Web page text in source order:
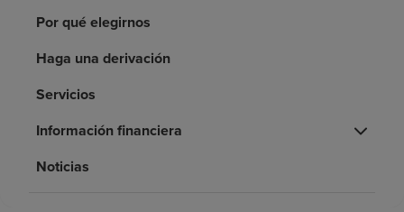
Pacientes y cuidadores
Acerca de nosotros
Por qué elegirnos
Haga una derivación
Servicios
Información financiera
Noticias